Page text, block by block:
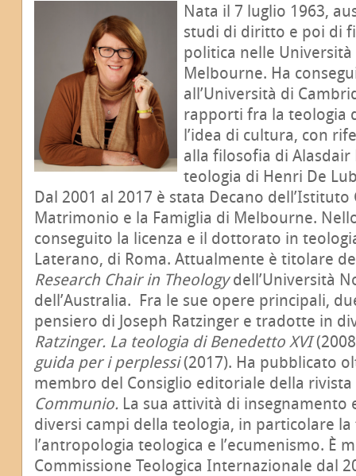
Nata il 7 luglio 1963,
studi di diritto e poi di
politica nelle
Melbourne. Ha
all’Università di
rapporti fra la teologia
l’idea di cultura, con
alla filosofia di
teologia di Henri De
Dal 2001 al 2017 è stata Decano
Matrimonio e la Famiglia di Melbourne.
conseguito la licenza e il dottorato in
Laterano, di Roma. Attualmente è titolare
Research Chair in Theologydell’Università
dell’Australia. Fra le sue opere principali,
pensiero di Joseph Ratzinger e tradotte in
Ratzinger. La teologia di Benedetto XVI
guida per i perplessi(2017). Ha pubblicato
membro del Consiglio editoriale della
Communio. La sua attività di insegnamento
diversi campi della teologia, in particolare
l’antropologia teologica e l’ecumenismo. È
Commissione Teologica Internazionale dal